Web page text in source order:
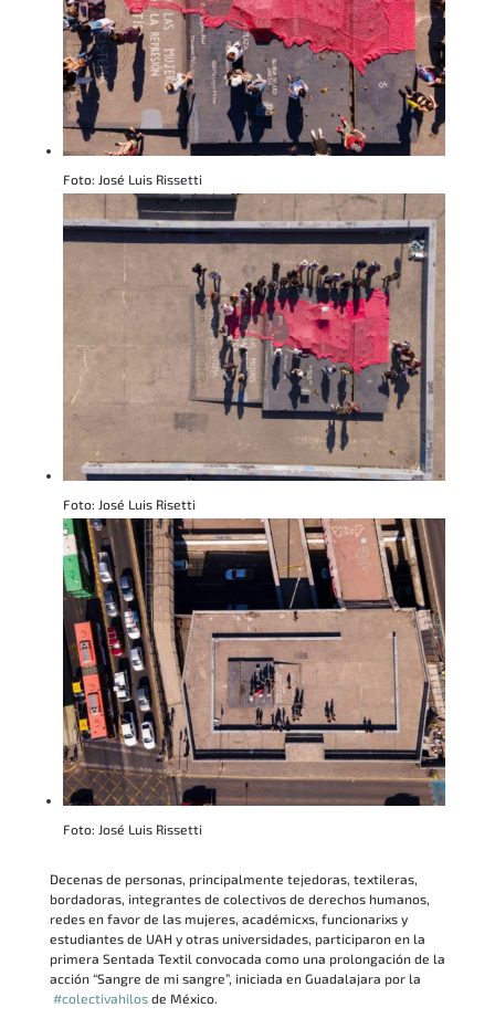
Foto: José Luis Rissetti
Foto: José Luis Risetti
Foto: José Luis Rissetti
Decenas de personas, principalmente tejedoras, textileras,
bordadoras, integrantes de colectivos de derechos humanos,
redes en favor de las mujeres, académicxs, funcionarixs y
estudiantes de UAH y otras universidades, participaron en la
primera Sentada Textil convocada como una prolongación de la
acción “Sangre de mi sangre”, iniciada en Guadalajara por la
#colectivahilosde México.